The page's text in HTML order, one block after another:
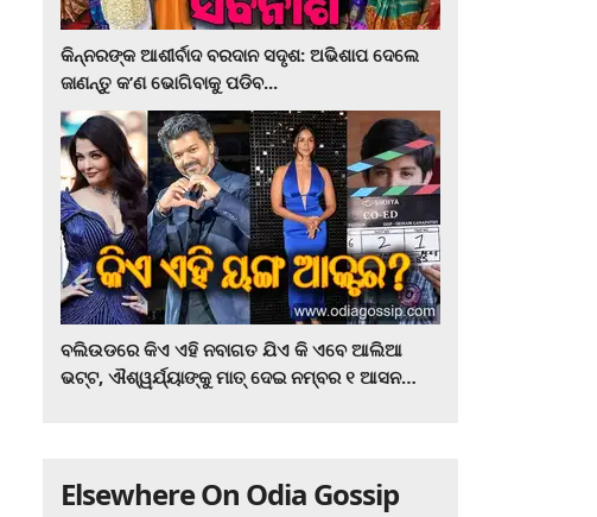
କିନ୍ନରଙ୍କ ଆଶୀର୍ବାଦ ବରଦାନ ସଦୃଶ: ଅଭିଶାପ ଦେଲେ
ଜାଣନ୍ତୁ କ’ଣ ଭୋଗିବାକୁ ପଡିବ...
ବଲିଉଡରେ କିଏ ଏହି ନବାଗତ ଯିଏ କି ଏବେ ଆଲିଆ
ଭଟ୍ଟ, ଐଶ୍ୱର୍ଯ୍ୟାଙ୍କୁ ମାତ୍‌ ଦେଇ ନମ୍ବର ୧ ଆସନ
Elsewhere On Odia Gossip